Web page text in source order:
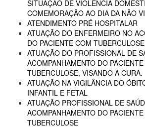
SITUAÇÃO DE VIOLÊNCIA
COMEMORAÇÃO AO DIA DA NÃO
ATENDIMENTO PRÉ HOSPITALAR
ATUAÇÃO DO ENFERMEIRO NO
DO PACIENTE COM TUBERCULOSE
ATUAÇÃO DO PROFISSIONAL DE
ACOMPANHAMENTO DO
TUBERCULOSE, VISANDO A CURA.
ATUAÇÃO NA VIGILÂNCIA DO
INFANTIL E FETAL
ATUAÇÃO PROFISSIONAL DE
ACOMPANHAMENTO DO
TUBERCULOSE